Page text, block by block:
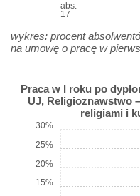
abs.
17
wykres: procent
na umowę o pracę w
Praca w I roku po
UJ, Religioznawstwo
religiami i
15%
20%
25%
30%